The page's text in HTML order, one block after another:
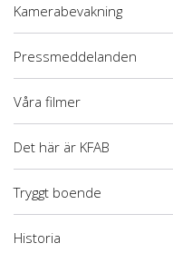
Kamerabevakning
Pressmeddelanden
Våra filmer
Det här är KFAB
Tryggt boende
Historia